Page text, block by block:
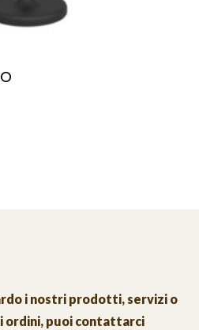
i nostri prodotti, servizi o
ordini, puoi contattarci